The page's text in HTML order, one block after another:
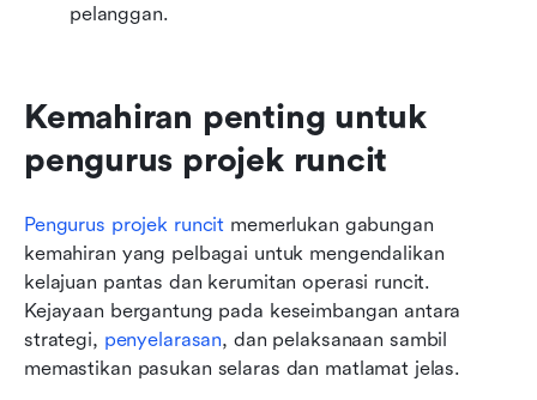
pelanggan.
Kemahiran penting untuk
pengurus projek runcit
Pengurus projek runcit memerlukan gabungan
kemahiran yang pelbagai untuk mengendalikan
kelajuan pantas dan kerumitan operasi runcit.
Kejayaan bergantung pada keseimbangan antara
strategi, penyelarasan, dan pelaksanaan sambil
memastikan pasukan selaras dan matlamat jelas.